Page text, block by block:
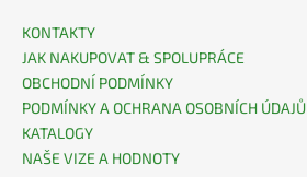
KONTAKTY
JAK NAKUPOVAT & SPOLUPRÁCE
OBCHODNÍ PODMÍNKY
PODMÍNKY A OCHRANA OSOBNÍCH ÚDAJŮ
KATALOGY
NAŠE VIZE A HODNOTY